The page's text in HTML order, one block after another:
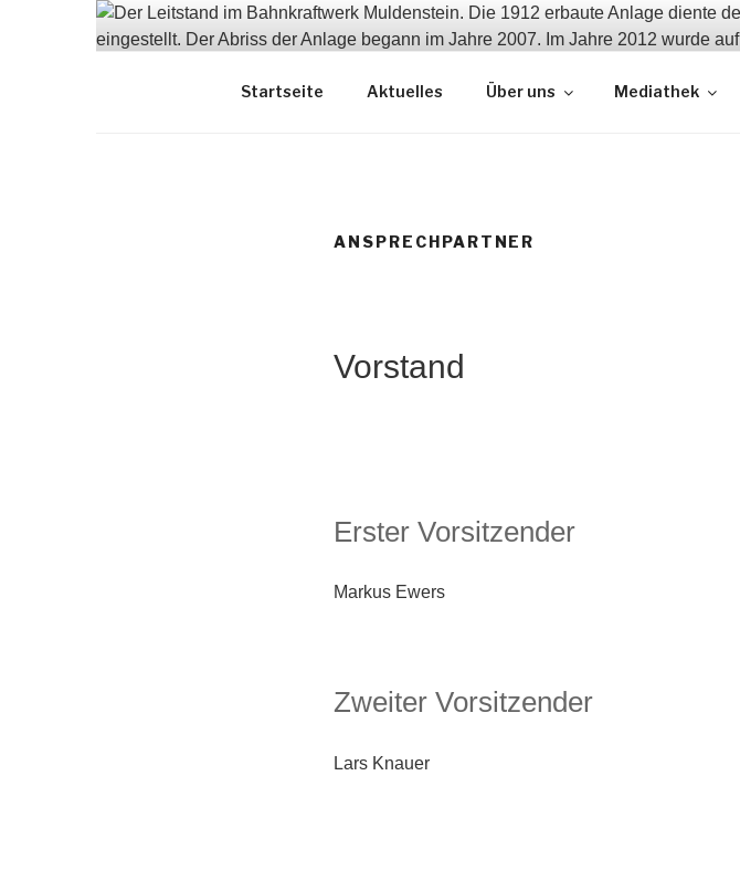
Zum
Inhalt
Startseite
Aktuelles Über uns Mediathek
ANSPRECHPARTNER
Vorstand
Erster Vorsitzender
Markus Ewers
Zweiter Vorsitzender
Lars Knauer